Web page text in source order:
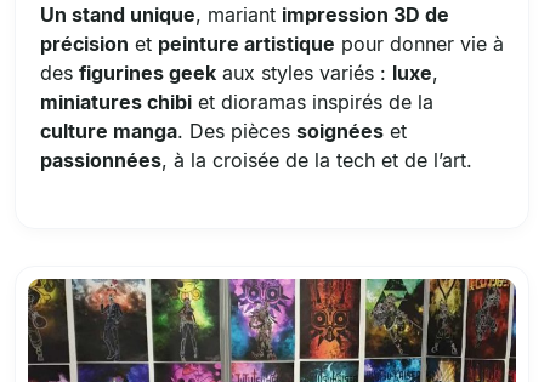
Un stand unique, mariant impression 3D de
précision et peinture artistique pour donner vie à
des figurines geek aux styles variés : luxe,
miniatures chibi et dioramas inspirés de la
culture manga. Des pièces soignées et
passionnées, à la croisée de la tech et de l’art.